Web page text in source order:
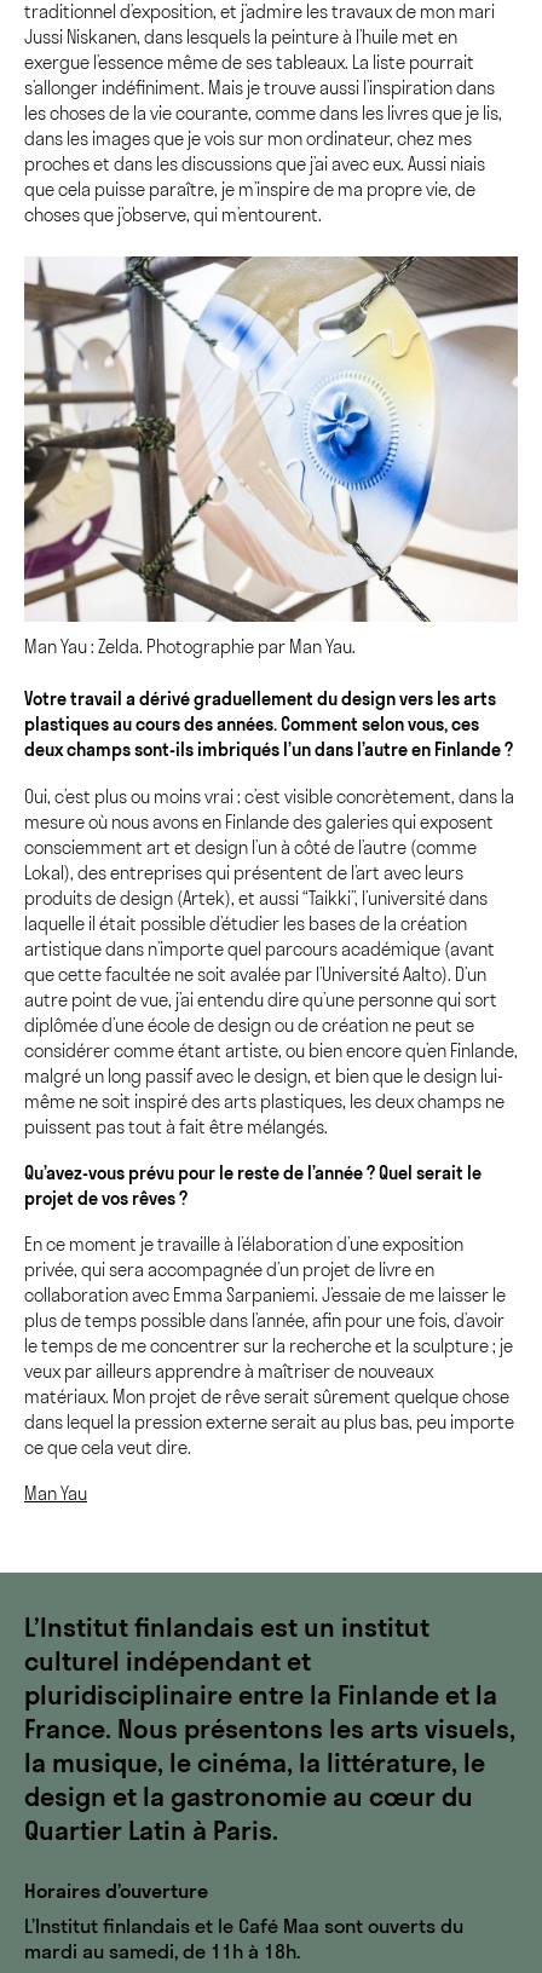
traditionnel d’exposition, et j’admire les travaux de mon mari
Jussi Niskanen, dans lesquels la peinture à l’huile met en
exergue l’essence même de ses tableaux. La liste pourrait
s’allonger indéfiniment. Mais je trouve aussi l’inspiration dans
les choses de la vie courante, comme dans les livres que je lis,
dans les images que je vois sur mon ordinateur, chez mes
proches et dans les discussions que j’ai avec eux. Aussi niais
que cela puisse paraître, je m’inspire de ma propre vie, de
choses que j’observe, qui m’entourent.
Man Yau : Zelda. Photographie par Man Yau.
Votre travail a dérivé graduellement du design vers les arts
plastiques au cours des années. Comment selon vous, ces
deux champs sont-ils imbriqués l’un dans l’autre en Finlande ?
Oui, c’est plus ou moins vrai : c’est visible concrètement, dans la
mesure où nous avons en Finlande des galeries qui exposent
consciemment art et design l’un à côté de l’autre (comme
Lokal), des entreprises qui présentent de l’art avec leurs
produits de design (Artek), et aussi “Taikki”, l’université dans
laquelle il était possible d’étudier les bases de la création
artistique dans n’importe quel parcours académique (avant
que cette facultée ne soit avalée par l’Université Aalto). D’un
autre point de vue, j’ai entendu dire qu’une personne qui sort
diplômée d’une école de design ou de création ne peut se
considérer comme étant artiste, ou bien encore qu’en Finlande,
malgré un long passif avec le design, et bien que le design lui-
même ne soit inspiré des arts plastiques, les deux champs ne
puissent pas tout à fait être mélangés.
Qu’avez-vous prévu pour le reste de l’année ? Quel serait le
projet de vos rêves ?
En ce moment je travaille à l’élaboration d’une exposition
privée, qui sera accompagnée d’un projet de livre en
collaboration avec Emma Sarpaniemi. J’essaie de me laisser le
plus de temps possible dans l’année, afin pour une fois, d’avoir
le temps de me concentrer sur la recherche et la sculpture ; je
veux par ailleurs apprendre à maîtriser de nouveaux
matériaux. Mon projet de rêve serait sûrement quelque chose
dans lequel la pression externe serait au plus bas, peu importe
ce que cela veut dire.
Man Yau
L’Institut finlandais est un institut
culturel indépendant et
pluridisciplinaire entre la Finlande et la
France. Nous présentons les arts visuels,
la musique, le cinéma, la littérature, le
design et la gastronomie au cœur du
Quartier Latin à Paris.
Horaires d’ouverture
L’Institut finlandais et le Café Maa sont ouverts du
mardi au samedi, de 11h à 18h.